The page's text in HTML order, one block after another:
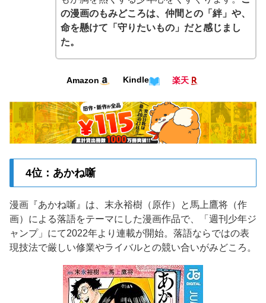
の漫画のもみどころは、仲間との「絆」や、
命を懸けて「守りたいもの」だと感じまし
た。
Amazon Kindle 楽天
4位：あかね噺
漫画『あかね噺』は、末永裕樹（原作）と馬上鷹将（作
画）による落語をテーマにした漫画作品で、「週刊少年ジ
ャンプ」にて2022年より連載が開始。落語ならではの表
現技法で厳しい修業やライバルとの競い合いがみどころ。